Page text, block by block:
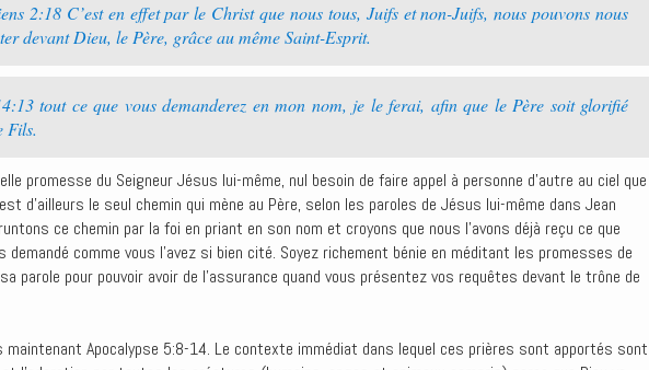
2:18 C’est en effet par le Christ que nous tous, Juifs et non-Juifs, nous pouvons nous
devant Dieu, le Père, grâce au même Saint-Esprit.
tout ce que vous demanderez en mon nom, je le ferai, afin que le Père soit glorifié
Fils.
promesse du Seigneur Jésus lui-même, nul besoin de faire appel à personne d’autre au ciel que
d’ailleurs le seul chemin qui mène au Père, selon les paroles de Jésus lui-même dans Jean
ce chemin par la foi en priant en son nom et croyons que nous l’avons déjà reçu ce que
demandé comme vous l’avez si bien cité. Soyez richement bénie en méditant les promesses de
parole pour pouvoir avoir de l’assurance quand vous présentez vos requêtes devant le trône de
maintenant Apocalypse 5:8-14. Le contexte immédiat dans lequel ces prières sont apportés sont